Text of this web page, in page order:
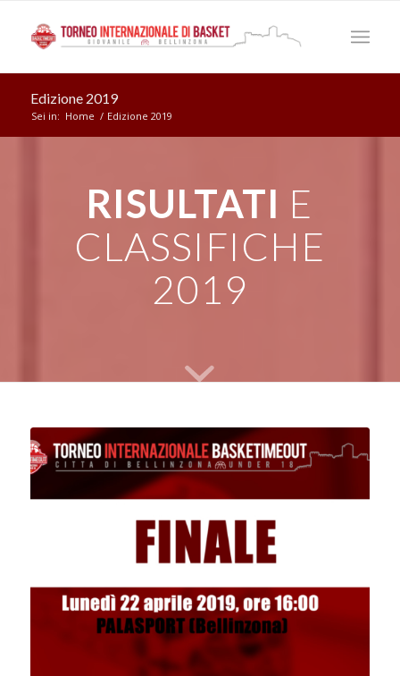
Edizione 2019
Sei in: Home / Edizione 2019
RISULTATI E
CLASSIFICHE
2019